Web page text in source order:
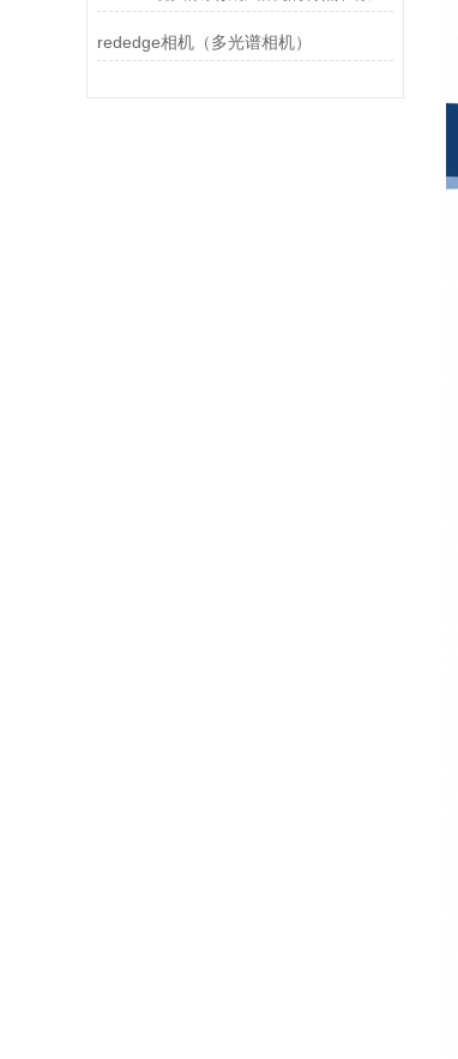
rededge相机（多光谱相机）